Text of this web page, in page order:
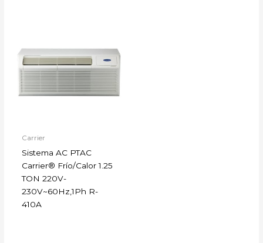
Carrier
Sistema AC PTAC
Carrier® Frío/Calor 1.25
TON 220V-
230V~60Hz,1Ph R-
410A